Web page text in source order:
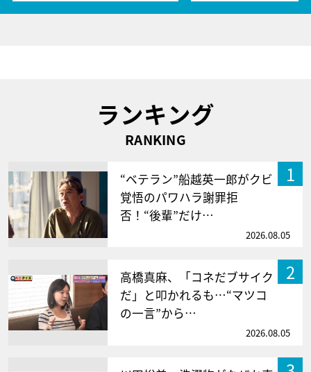
ランキング
RANKING
1
“ベテラン”船越英一郎がクビ
覚悟のパワハラ謝罪拒
否！“後輩”だけ…
2026.08.05
2
高橋真麻、「コネだブサイク
だ」と叩かれるも…“マツコ
の一言”から…
2026.08.05